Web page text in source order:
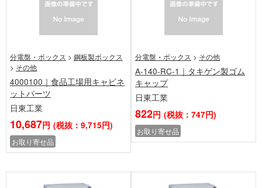
分電盤・ボックス > 鋼板製ボックス
> その他
4000100｜食品工場用キャビネ
ットパーツ
日東工業
10,687円 (税抜：9,715円)
お取り寄せ品
分電盤・ボックス > その他
A-140-RC-1｜タキゲン製ゴム
キャップ
日東工業
822円 (税抜：747円)
お取り寄せ品